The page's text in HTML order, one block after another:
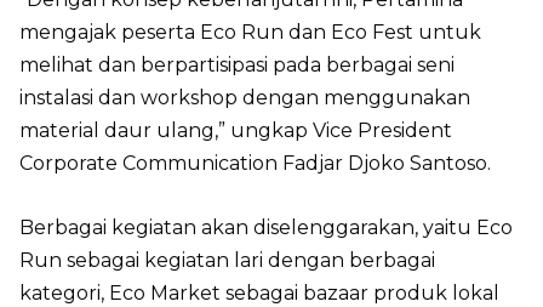
mengajak peserta Eco Run dan Eco Fest untuk
melihat dan berpartisipasi pada berbagai seni
instalasi dan workshop dengan menggunakan
material daur ulang,” ungkap Vice President
Corporate Communication Fadjar Djoko Santoso.
Berbagai kegiatan akan diselenggarakan, yaitu Eco
Run sebagai kegiatan lari dengan berbagai
kategori, Eco Market sebagai bazaar produk lokal